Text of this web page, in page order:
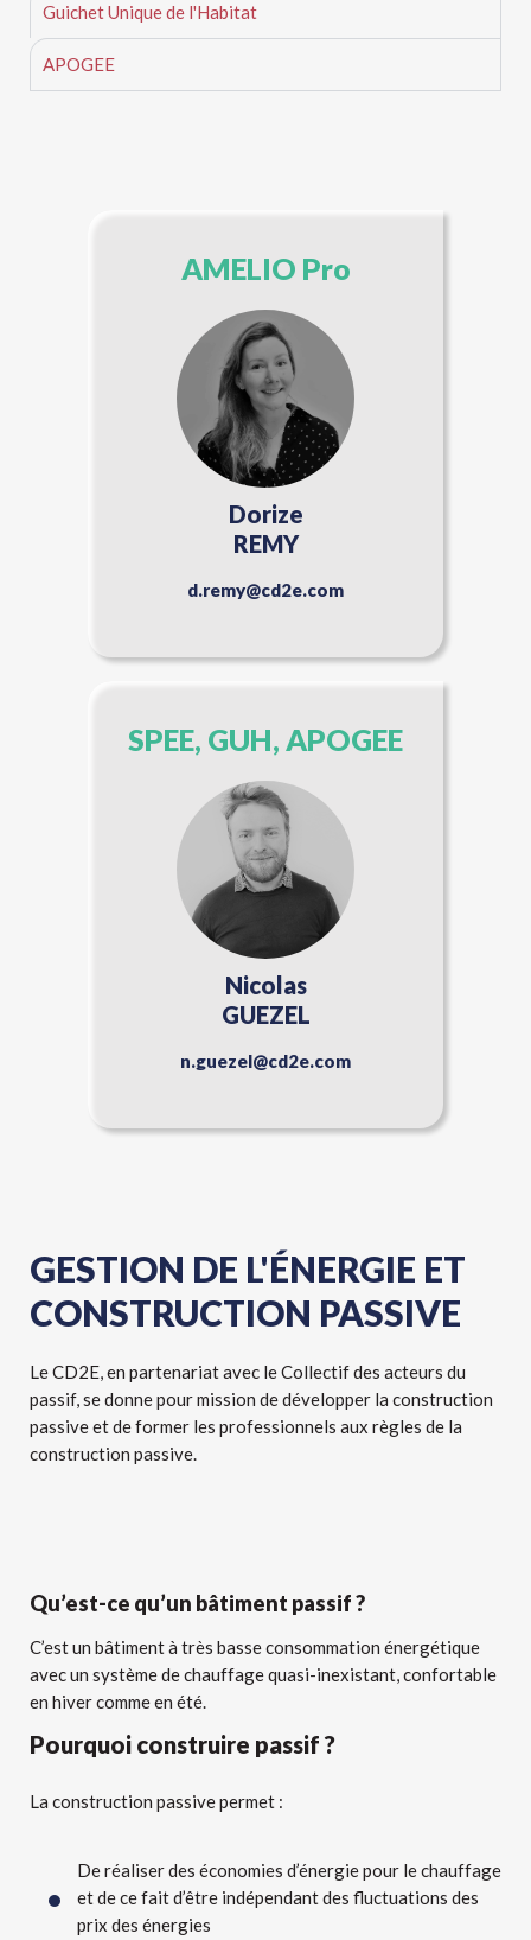
Guichet Unique de l'Habitat
APOGEE
AMELIO Pro
Dorize
REMY
d.remy@cd2e.com
SPEE, GUH, APOGEE
Nicolas
GUEZEL
n.guezel@cd2e.com
GESTION DE L'ÉNERGIE ET
CONSTRUCTION PASSIVE
Le CD2E, en partenariat avec le Collectif des acteurs du
passif, se donne pour mission de développer la construction
passive et de former les professionnels aux règles de la
construction passive.
Qu’est-ce qu’un bâtiment passif ?
C’est un bâtiment à très basse consommation énergétique
avec un système de chauffage quasi-inexistant, confortable
en hiver comme en été.
Pourquoi construire passif ?
La construction passive permet :
De réaliser des économies d’énergie pour le chauffage
et de ce fait d’être indépendant des fluctuations des
prix des énergies